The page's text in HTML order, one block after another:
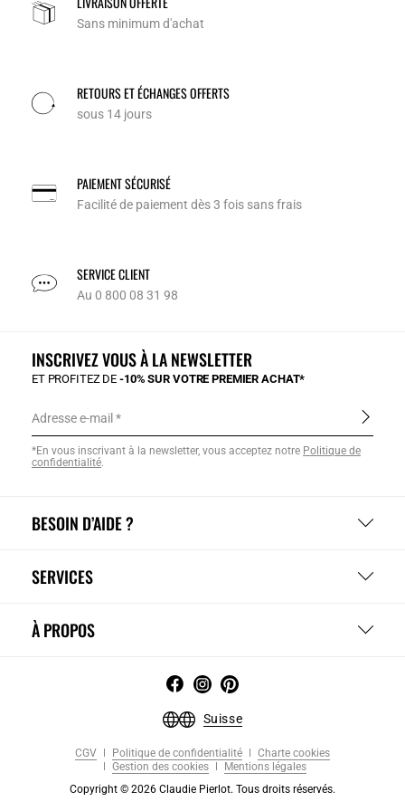
Sans minimum d'achat
RETOURS ET ÉCHANGES OFFERTS
sous 14 jours
PAIEMENT SÉCURISÉ
Facilité de paiement dès 3 fois sans frais
SERVICE CLIENT
Au 0 800 08 31 98
BESOIN D’AIDE ?
SERVICES
À PROPOS
INSCRIVEZ VOUS À LA NEWSLETTER
ET PROFITEZ DE-10% SUR VOTRE PREMIER ACHAT*
Adresse e-mail
*En vous inscrivant à la newsletter, vous acceptez notre Politique de
confidentialité.
Suisse
CGV Politique de confidentialité
Charte cookies
Gestion des cookies
Mentions légales
Copyright © 2026 Claudie Pierlot. Tous droits réservés.